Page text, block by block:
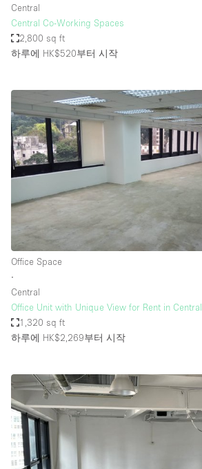
Central
Central Co-Working Spaces
2,800 sq ft
하루에 HK$520부터 시작
Office Space
∙
Central
Office Unit with Unique View for Rent in Central
1,320 sq ft
하루에 HK$2,269부터 시작